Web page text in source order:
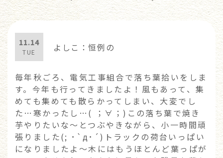
11.14
TUE よしこ：恒例の
毎年秋ごろ、電気工事組合で落ち葉拾いをしま
す。今年も行ってきましたよ！風もあって、集
めても集めても散らかってしまい、大変でし
た…寒かったし…( ；∀；)この落ち葉で焼き
芋やりたいな～とつぶやきながら、小一時間頑
張りました(; ･`д･´)トラックの荷台いっぱい
になりましたよ～木にはもうほとんど葉っぱが